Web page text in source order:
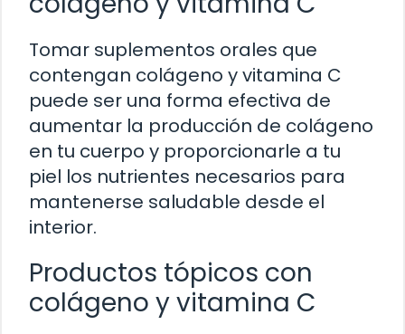
Tomar suplementos orales que
contengan colágeno y vitamina C
puede ser una forma efectiva de
aumentar la producción de colágeno
en tu cuerpo y proporcionarle a tu
piel los nutrientes necesarios para
mantenerse saludable desde el
interior.
Productos tópicos con
colágeno y vitamina C